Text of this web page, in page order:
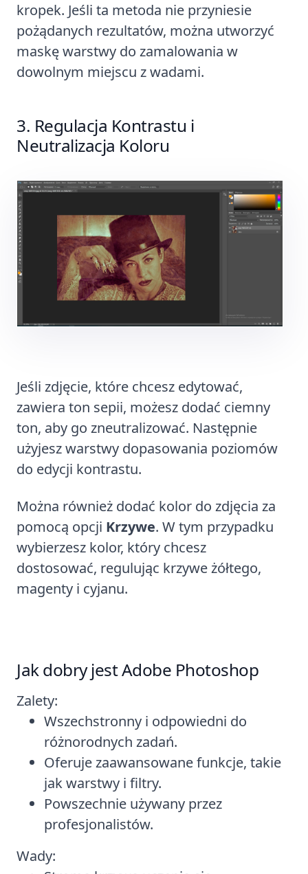
kropek. Jeśli ta metoda nie przyniesie
pożądanych rezultatów, można utworzyć
maskę warstwy do zamalowania w
dowolnym miejscu z wadami.
Regulacja Kontrastu i
Neutralizacja Koloru
Jeśli zdjęcie, które chcesz edytować,
zawiera ton sepii, możesz dodać ciemny
ton, aby go zneutralizować. Następnie
użyjesz warstwy dopasowania poziomów
do edycji kontrastu.
Można również dodać kolor do zdjęcia za
pomocą opcji Krzywe. W tym przypadku
wybierzesz kolor, który chcesz
dostosować, regulując krzywe żółtego,
magenty i cyjanu.
Jak dobry jest Adobe Photoshop
Zalety:
Wszechstronny i odpowiedni do
różnorodnych zadań.
Oferuje zaawansowane funkcje, takie
jak warstwy i filtry.
Powszechnie używany przez
profesjonalistów.
Wady: